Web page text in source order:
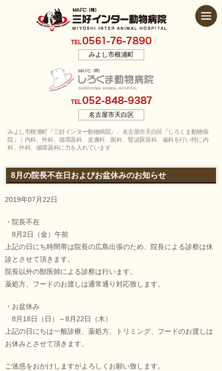
みよし市根浦町
名古屋市天白区
みよし市根浦町『三好インター動物病院』、名古屋市天白区『しろくま動物病
院』｜内科、外科、循環器科、皮膚科、眼科、腎泌尿器科、歯科を行い特に内
科、外科、循環器科に力を入れています
8月の院長不在日およびお盆休みのお知らせ
2019年07月22日
・院長不在
8月2日（金）午前
上記の日にち時間帯は院長の広島出張のため、院長による診察は休
診とさせて頂きます。
院長以外の獣医師による診察は行います。
薬処方、フードのお渡しは通常通り対応致します。
・お盆休み
8月18日（日）～8月22日（木）
上記の日にちは一般診療、薬処方、トリミング、フードのお渡しは
お休みとさせて頂きます。
ご迷惑をおかけしますがよろしくお願い致します。